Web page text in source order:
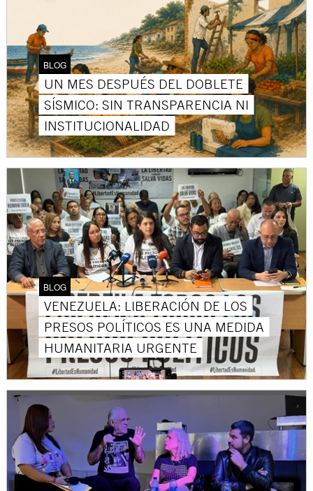
BLOG
UN MES DESPUÉS DEL DOBLETE
SÍSMICO: SIN TRANSPARENCIA NI
INSTITUCIONALIDAD
BLOG
VENEZUELA: LIBERACIÓN DE LOS
PRESOS POLÍTICOS ES UNA MEDIDA
HUMANITARIA URGENTE